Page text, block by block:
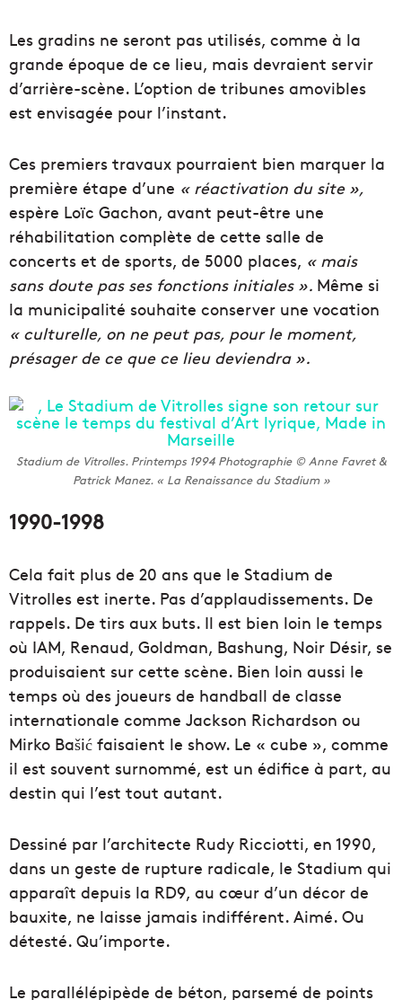
Les gradins ne seront pas utilisés, comme à la
grande époque de ce lieu, mais devraient servir
d’arrière-scène. L’option de tribunes amovibles
est envisagée pour l’instant.
Ces premiers travaux pourraient bien marquer la
première étape d’une « réactivation du site »,
espère Loïc Gachon, avant peut-être une
réhabilitation complète de cette salle de
concerts et de sports, de 5000 places, « mais
sans doute pas ses fonctions initiales ». Même si
la municipalité souhaite conserver une vocation
« culturelle, on ne peut pas, pour le moment,
présager de ce que ce lieu deviendra ».
Stadium de Vitrolles. Printemps 1994 Photographie © Anne Favret &
Patrick Manez. « La Renaissance du Stadium »
1990-1998
Cela fait plus de 20 ans que le Stadium de
Vitrolles est inerte. Pas d’applaudissements. De
rappels. De tirs aux buts. Il est bien loin le temps
où IAM, Renaud, Goldman, Bashung, Noir Désir, se
produisaient sur cette scène. Bien loin aussi le
temps où des joueurs de handball de classe
internationale comme Jackson Richardson ou
Mirko Bašić faisaient le show. Le « cube », comme
il est souvent surnommé, est un édifice à part, au
destin qui l’est tout autant.
Dessiné par l’architecte Rudy Ricciotti, en 1990,
dans un geste de rupture radicale, le Stadium qui
apparaît depuis la RD9, au cœur d’un décor de
bauxite, ne laisse jamais indifférent. Aimé. Ou
détesté. Qu’importe.
Le parallélépipède de béton, parsemé de points